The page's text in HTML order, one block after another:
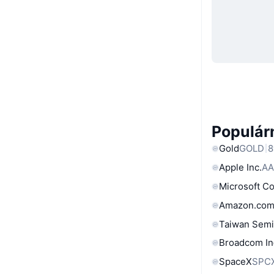
GoldGOLD
Apple Inc.
Microsoft
Taiwan
Broadcom
SpaceX